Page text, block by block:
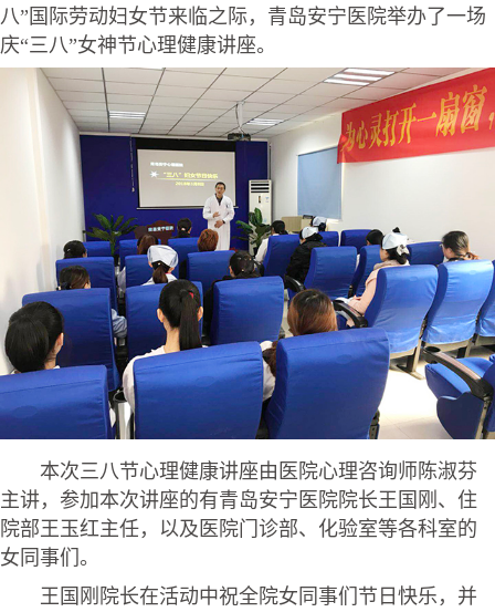
八”国际劳动妇女节来临之际，青岛安宁医院举办了一场
庆“三八”女神节心理健康讲座。
本次三八节心理健康讲座由医院心理咨询师陈淑芬
主讲，参加本次讲座的有青岛安宁医院院长王国刚、住
院部王玉红主任，以及医院门诊部、化验室等各科室的
女同事们。
王国刚院长在活动中祝全院女同事们节日快乐，并